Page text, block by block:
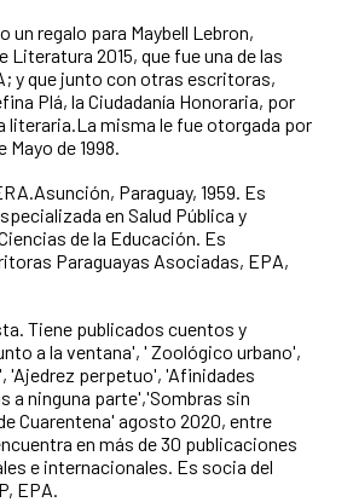
un regalo para Maybell Lebron,
Literatura 2015, que fue una de las
y que junto con otras escritoras,
Plá, la Ciudadanía Honoraria, por
literaria.La misma le fue otorgada por
Mayo de 1998.
Paraguay, 1959. Es
en Salud Pública y
de la Educación. Es
Paraguayas Asociadas, EPA,
Tiene publicados cuentos y
a la ventana', ' Zoológico urbano',
'Ajedrez perpetuo', 'Afinidades
a ninguna parte','Sombras sin
Cuarentena' agosto 2020, entre
en más de 30 publicaciones
e internacionales. Es socia del
EPA.